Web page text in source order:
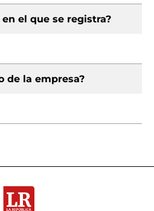
el que se registra?
de la empresa?